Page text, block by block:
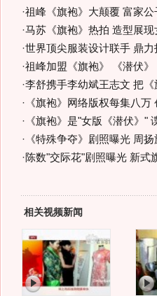
·祖峰《旗袍》大颠覆 富家
·马苏《旗袍》热拍 造型展
·世界顶尖服装设计联手 鼎
·祖峰加盟《旗袍》 《潜伏
·李舒携手李幼斌王志文 把
· 《旗袍》网络版权每集八
· 《旗袍》是"女版《潜伏》"
· 《特殊争夺》剧照曝光 周
·陈数"交际花"剧照曝光 新式
相关视频新闻